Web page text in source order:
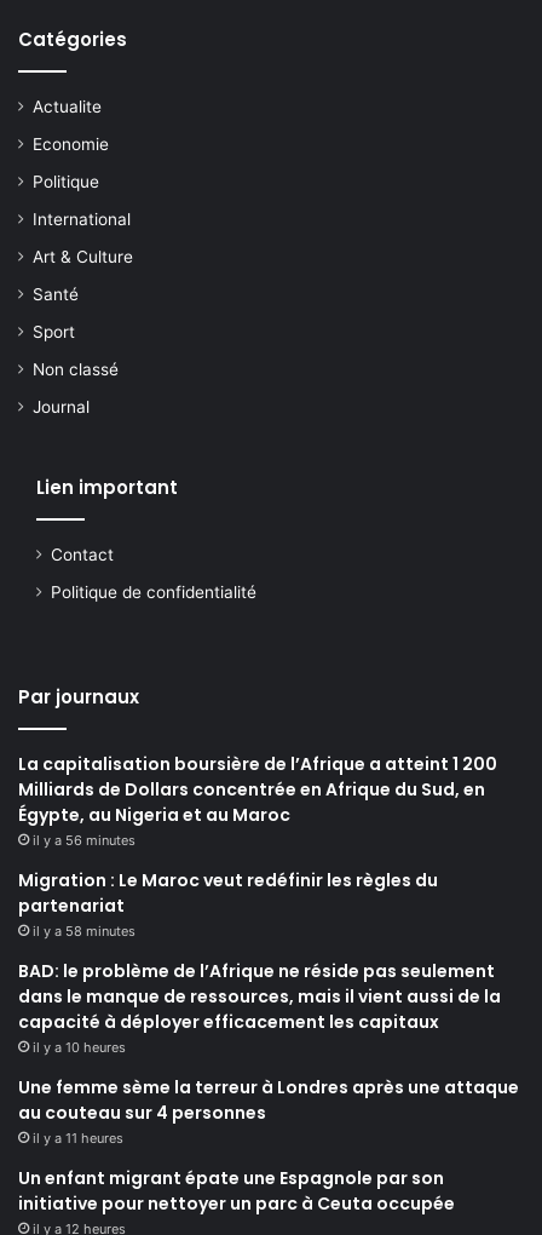
Catégories
Actualite
Economie
Politique
International
Art & Culture
Santé
Sport
Non classé
Journal
Lien important
Contact
Politique de confidentialité
Par journaux
La capitalisation boursière de l’Afrique a atteint 1 200
Milliards de Dollars concentrée en Afrique du Sud, en
Égypte, au Nigeria et au Maroc
il y a 56 minutes
Migration : Le Maroc veut redéfinir les règles du
partenariat
il y a 58 minutes
BAD: le problème de l’Afrique ne réside pas seulement
dans le manque de ressources, mais il vient aussi de la
capacité à déployer efficacement les capitaux
il y a 10 heures
Une femme sème la terreur à Londres après une attaque
au couteau sur 4 personnes
il y a 11 heures
Un enfant migrant épate une Espagnole par son
initiative pour nettoyer un parc à Ceuta occupée
il y a 12 heures